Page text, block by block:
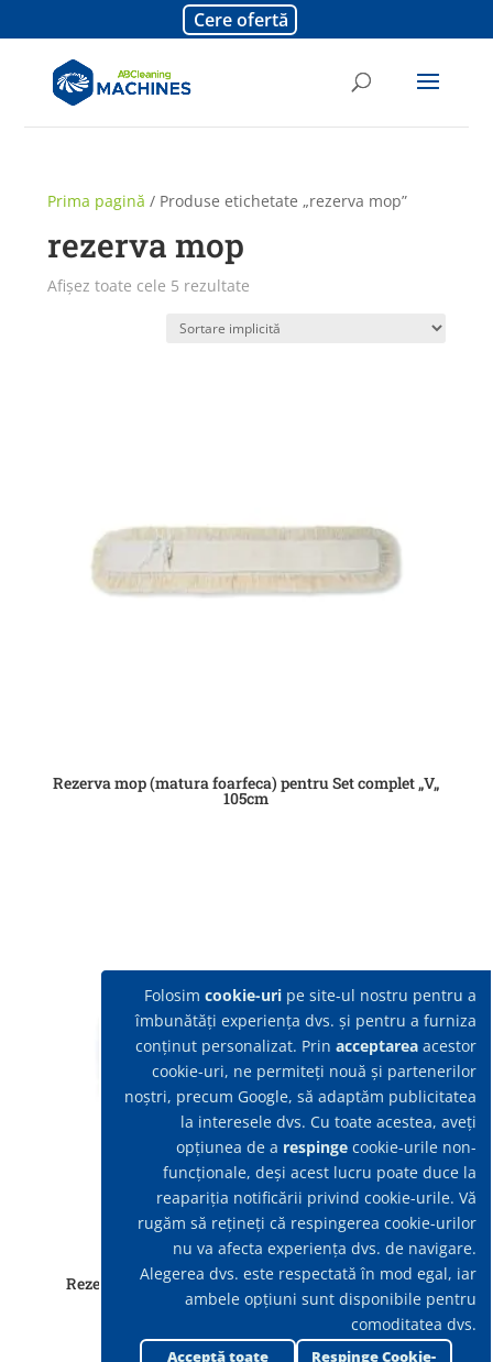
Cere ofertă
Prima pagină / Produse etichetate „rezerva mop”
rezerva mop
Afișez toate cele 5 rezultate
Rezerva mop (matura foarfeca) pentru Set complet „V„
105cm
Rezerva mop Grey 40cm, culoare gri, compatibil cu
Talpa mop Olympic/One
Folosimcookie-uri pe site-ul nostru pentru a
îmbunătăți experiența dvs. și pentru a furniza
conținut personalizat. Prinacceptarea acestor
cookie-uri, ne permiteți nouă și partenerilor
noștri, precum Google, să adaptăm publicitatea
la interesele dvs. Cu toate acestea, aveți
opțiunea de a respinge cookie-urile non-
funcționale, deși acest lucru poate duce la
reapariția notificării privind cookie-urile. Vă
rugăm să rețineți că respingerea cookie-urilor
nu va afecta experiența dvs. de navigare.
Alegerea dvs. este respectată în mod egal, iar
ambele opțiuni sunt disponibile pentru
comoditatea dvs.
Acceptă toate
Respinge Cookie-